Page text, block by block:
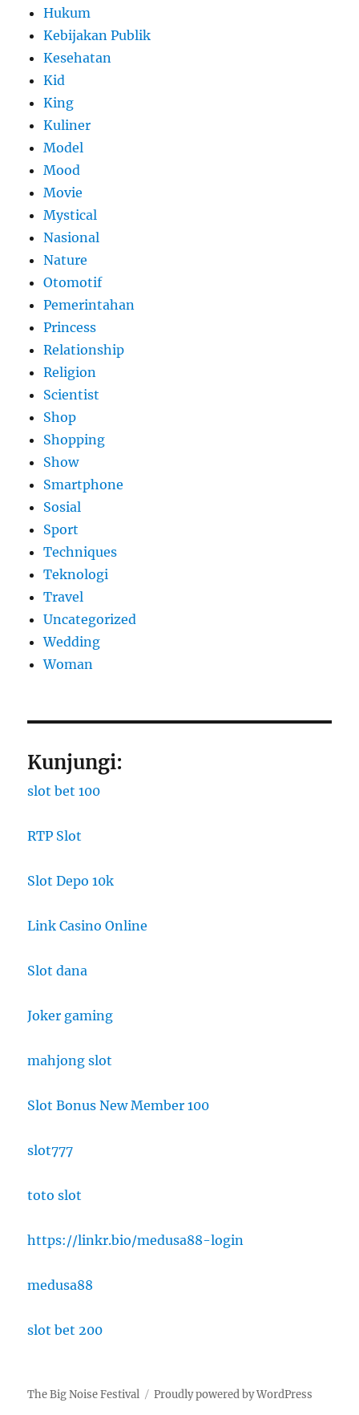
Hukum
Kebijakan Publik
Kesehatan
Kid
King
Kuliner
Model
Mood
Movie
Mystical
Nasional
Nature
Otomotif
Pemerintahan
Princess
Relationship
Religion
Scientist
Shop
Shopping
Show
Smartphone
Sosial
Sport
Techniques
Teknologi
Travel
Uncategorized
Wedding
Woman
Kunjungi:
slot bet 100
RTP Slot
Slot Depo 10k
Link Casino Online
Slot dana
Joker gaming
mahjong slot
Slot Bonus New Member 100
slot777
toto slot
https://linkr.bio/medusa88-login
medusa88
slot bet 200
The Big Noise Festival Proudly powered by WordPress